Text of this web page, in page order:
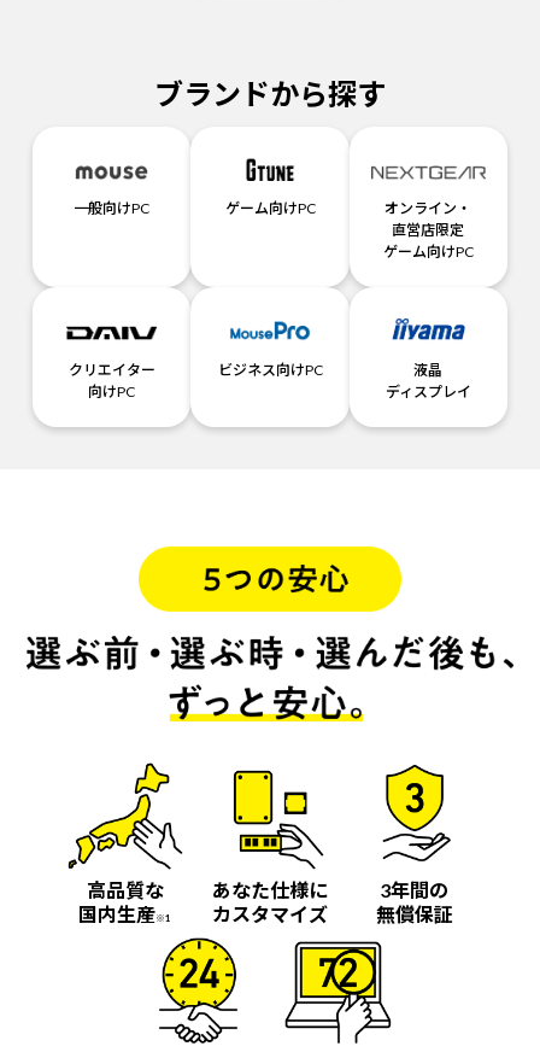
ブランドから探す
一般向けPC ゲーム向けPC
オンライン・
直営店限定
ゲーム向けPC
クリエイター
向けPC
ビジネス向けPC
液晶
ディスプレイ
高品質な
国内生産※1
あなた仕様に
カスタマイズ
3年間の
無償保証